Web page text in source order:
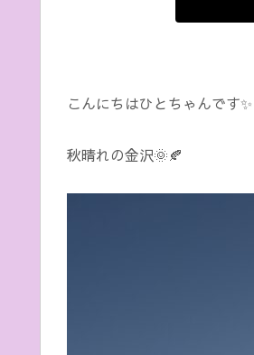
こんにちはひとちゃんです✨
秋晴れの金沢🌞🍂